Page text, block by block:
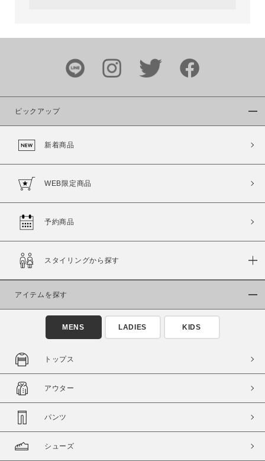
ブランド
カラー
商品タイプ
通常商品
セール価格 WEB限定
在庫
在庫あり
ピックアップ
新着商品
WEB限定商品
予約商品
スタイリングから探す
アイテムを探す
MENS LADIES KIDS
トップス
アウター
パンツ
シューズ